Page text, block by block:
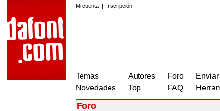
Mi cuenta | Inscripción
Temas
Novedades
Autores
Top
Foro
FAQ
Foro